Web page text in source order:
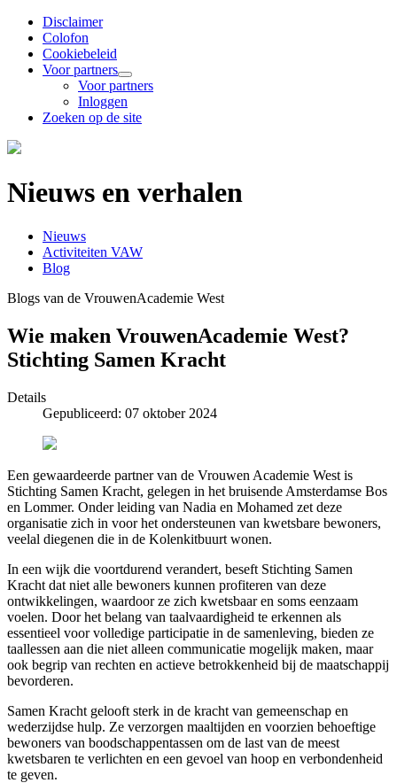
Disclaimer
Colofon
Cookiebeleid
Voor partners
Voor partners
Inloggen
Zoeken op de site
Nieuws en verhalen
Nieuws
Activiteiten VAW
Blog
Blogs van de VrouwenAcademie West
Wie maken VrouwenAcademie West?
Stichting Samen Kracht
Details
Gepubliceerd: 07 oktober 2024
Een gewaardeerde partner van de Vrouwen Academie West is
Stichting Samen Kracht, gelegen in het bruisende Amsterdamse Bos
en Lommer. Onder leiding van Nadia en Mohamed zet deze
organisatie zich in voor het ondersteunen van kwetsbare bewoners,
veelal diegenen die in de Kolenkitbuurt wonen.
In een wijk die voortdurend verandert, beseft Stichting Samen
Kracht dat niet alle bewoners kunnen profiteren van deze
ontwikkelingen, waardoor ze zich kwetsbaar en soms eenzaam
voelen. Door het belang van taalvaardigheid te erkennen als
essentieel voor volledige participatie in de samenleving, bieden ze
taallessen aan die niet alleen communicatie mogelijk maken, maar
ook begrip van rechten en actieve betrokkenheid bij de maatschappij
bevorderen.
Samen Kracht gelooft sterk in de kracht van gemeenschap en
wederzijdse hulp. Ze verzorgen maaltijden en voorzien behoeftige
bewoners van boodschappentassen om de last van de meest
kwetsbaren te verlichten en een gevoel van hoop en verbondenheid
te geven.